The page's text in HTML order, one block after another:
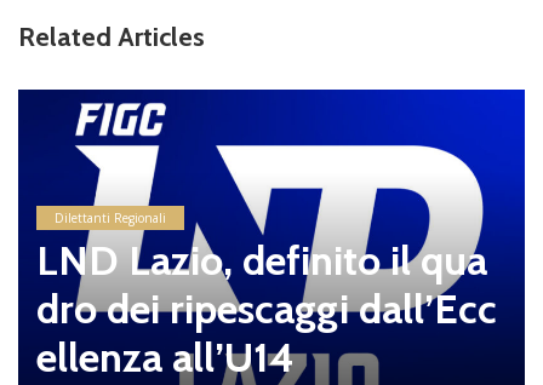
Related Articles
Dilettanti Regionali
LND Lazio, definito il qua
dro dei ripescaggi dall’Ecc
ellenza all’U14